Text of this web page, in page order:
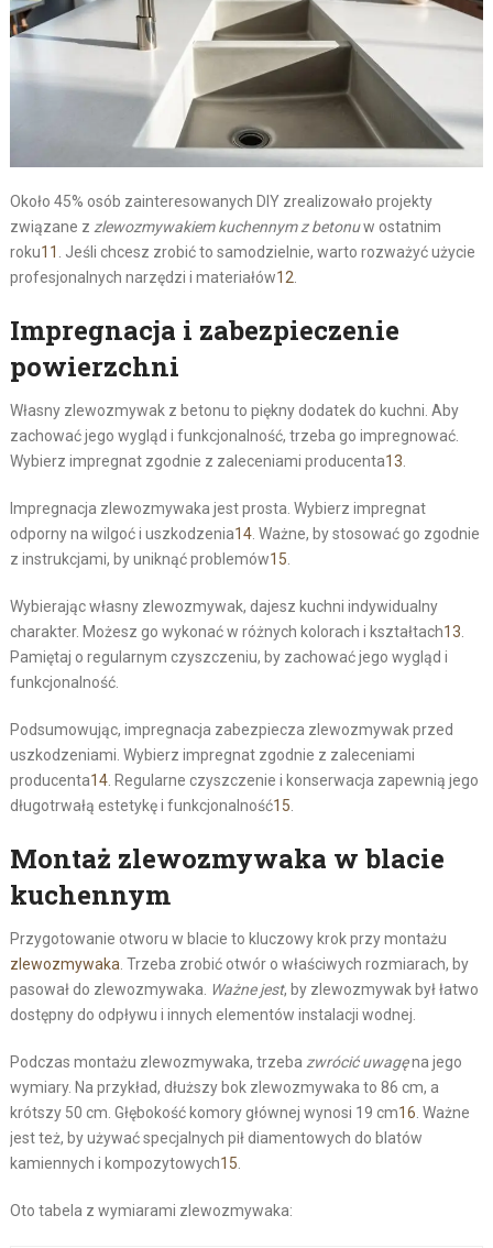
Około 45% osób zainteresowanych DIY zrealizowało projekty
związane z zlewozmywakiem kuchennym z betonuw ostatnim
roku11
. Jeśli chcesz zrobić to samodzielnie, warto rozważyć użycie
profesjonalnych narzędzi i materiałów12
Impregnacja i zabezpieczenie
powierzchni
Własny zlewozmywak z betonu to piękny dodatek do kuchni. Aby
zachować jego wygląd i funkcjonalność, trzeba go impregnować.
Wybierz impregnat zgodnie z zaleceniami producenta13
Impregnacja zlewozmywaka jest prosta. Wybierz impregnat
odporny na wilgoć i uszkodzenia14. Ważne, by stosować go zgodnie
z instrukcjami, by uniknąć problemów15
Wybierając własny zlewozmywak, dajesz kuchni indywidualny
charakter. Możesz go wykonać w różnych kolorach i kształtach13
Pamiętaj o regularnym czyszczeniu, by zachować jego wygląd i
funkcjonalność.
Podsumowując, impregnacja zabezpiecza zlewozmywak przed
uszkodzeniami. Wybierz impregnat zgodnie z zaleceniami
producenta14. Regularne czyszczenie i konserwacja zapewnią jego
długotrwałą estetykę i funkcjonalność15
Montaż zlewozmywaka w blacie
kuchennym
Przygotowanie otworu w blacie to kluczowy krok przy montażu
zlewozmywaka . Trzeba zrobić otwór o właściwych rozmiarach, by
pasował do zlewozmywaka.
Ważne jest, by zlewozmywak był łatwo
dostępny do odpływu i innych elementów instalacji wodnej.
Podczas montażu zlewozmywaka, trzeba zwrócić uwagęna jego
wymiary. Na przykład, dłuższy bok zlewozmywaka to 86 cm, a
krótszy 50 cm. Głębokość komory głównej wynosi 19 cm16 . Ważne
jest też, by używać specjalnych pił diamentowych do blatów
kamiennych i kompozytowych15
Oto tabela z wymiarami zlewozmywaka: